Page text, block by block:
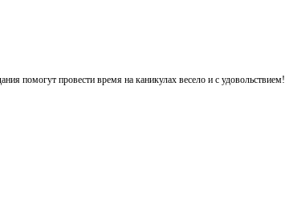
помогут провести время на каникулах весело и с удовольствием!